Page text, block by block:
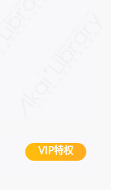
VIP特权